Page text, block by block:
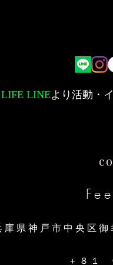
LIFE LINEより活動・
庫県神戸市中央区
＋８１